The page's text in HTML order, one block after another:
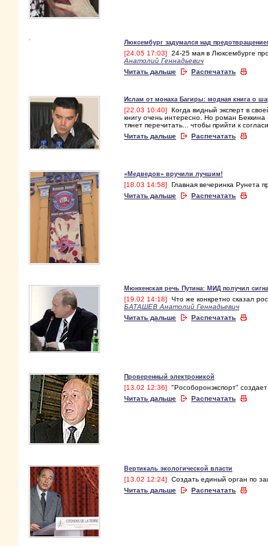
Люксембург задумался над
[24.05 17:03] 24-25 мая в Люксембурге
Анатолий Геннадьевич
Читать дальше
Распечатать
Ислам от монаха Багиры: модная книга о
[22.03 10:40] Когда видный эксперт в
книгу очень интересно. Но роман
тянет перечитать... чтобы прийти к
Читать дальше
Распечатать
«Медведов» вручили лучшим!
[18.03 14:58] Главная вечеринка Рунета
Читать дальше
Распечатать
Мюнхенская речь Путина: МИД получил
[19.02 14:18] Что же конкретно сказал
БАТАШЕВ Анатолий Геннадьевич
Читать дальше
Распечатать
Проверенный электроникой
[13.02 12:36] "Рособоронэкспорт"
Читать дальше
Распечатать
Вертикаль экологической власти
[13.02 12:24] Создать единый орган по
Читать дальше
Распечатать